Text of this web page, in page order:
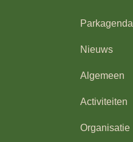
Parkagenda
Nieuws
Algemeen
Activiteiten
Organisatie